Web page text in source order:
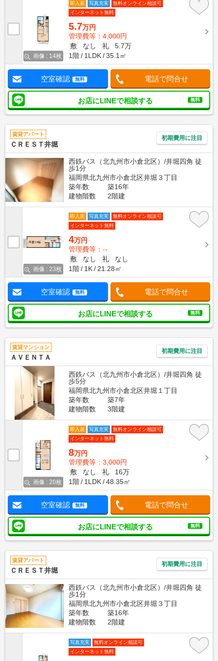
画像 : 14枚
即入居 写真充実
無料オンライン相談可
インターネット無料
5.7万円
管理費等：4,000円
敷
なし 礼
5.7万
1階
1LDK 35.1㎡
空室確認 無料 電話で問合せ
お店にLINEで相談する 無料
賃貸アパート
ＣＲＥＳＴ井堀
初期費用に注目
西鉄バス（北九州市小倉北区）/井堀四角 徒
歩1分
福岡県北九州市小倉北区井堀３丁目
築年数
築16年
建物階数
2階建
画像 : 23枚
即入居 写真充実
無料オンライン相談可
インターネット無料
4万円
管理費等：--
敷
なし 礼
なし
1階
1K 21.28㎡
空室確認 無料 電話で問合せ
お店にLINEで相談する 無料
賃貸マンション
ＡＶＥＮＴＡ
初期費用に注目
西鉄バス（北九州市小倉北区）/井堀四角 徒
歩5分
福岡県北九州市小倉北区井堀１丁目
築年数
築7年
建物階数
3階建
画像 : 20枚
即入居 写真充実
無料オンライン相談可
インターネット無料
8万円
管理費等：3,000円
敷
なし 礼
16万
1階
1LDK 48.35㎡
空室確認 無料 電話で問合せ
お店にLINEで相談する 無料
賃貸アパート
ＣＲＥＳＴ井堀
初期費用に注目
西鉄バス（北九州市小倉北区）/井堀四角 徒
歩1分
福岡県北九州市小倉北区井堀３丁目
築年数
築16年
建物階数
2階建
写真充実
無料オンライン相談可
インターネット無料